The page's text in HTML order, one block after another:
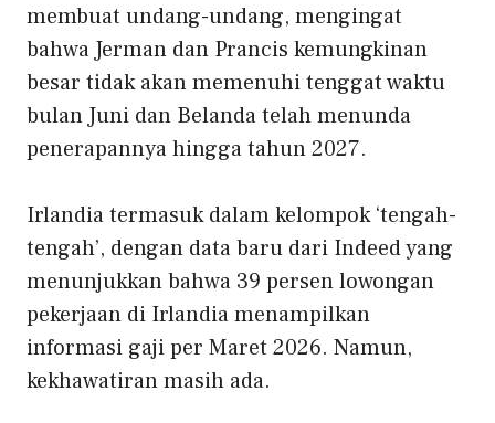
membuat undang-undang, mengingat
bahwa Jerman dan Prancis kemungkinan
besar tidak akan memenuhi tenggat waktu
bulan Juni dan Belanda telah menunda
penerapannya hingga tahun 2027.
Irlandia termasuk dalam kelompok ‘tengah-
tengah’, dengan data baru dari Indeed yang
menunjukkan bahwa 39 persen lowongan
pekerjaan di Irlandia menampilkan
informasi gaji per Maret 2026. Namun,
kekhawatiran masih ada.